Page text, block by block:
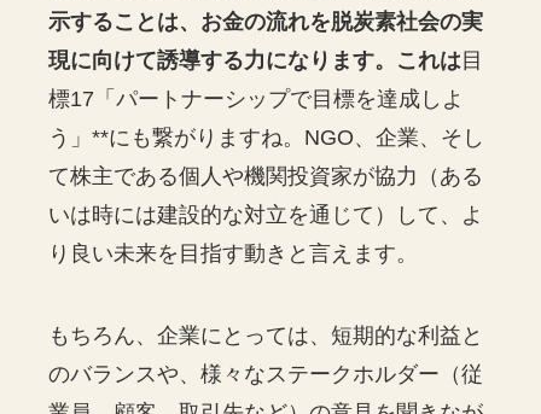
示することは、お金の流れを脱炭素社会の実
現に向けて誘導する力になります。これは目
標17「パートナーシップで目標を達成しよ
う」**にも繋がりますね。NGO、企業、そし
て株主である個人や機関投資家が協力（ある
いは時には建設的な対立を通じて）して、よ
り良い未来を目指す動きと言えます。
もちろん、企業にとっては、短期的な利益と
のバランスや、様々なステークホルダー（従